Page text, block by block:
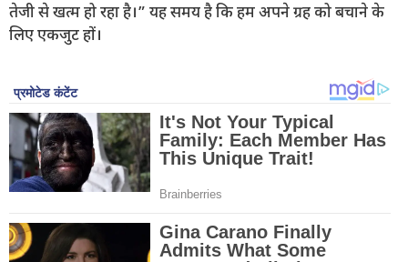
तेजी से खत्म हो रहा है।” यह समय है कि हम अपने ग्रह को बचाने के
लिए एकजुट हों।